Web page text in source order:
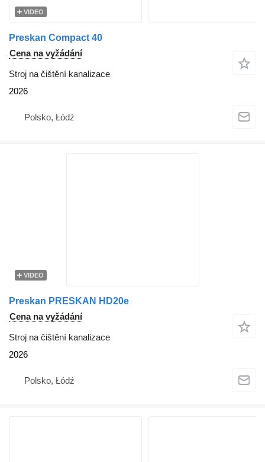
VIDEO
Preskan Compact 40
Cena na vyžádání
Stroj na čištění kanalizace
2026
Polsko, Łódź
VIDEO
Preskan PRESKAN HD20e
Cena na vyžádání
Stroj na čištění kanalizace
2026
Polsko, Łódź